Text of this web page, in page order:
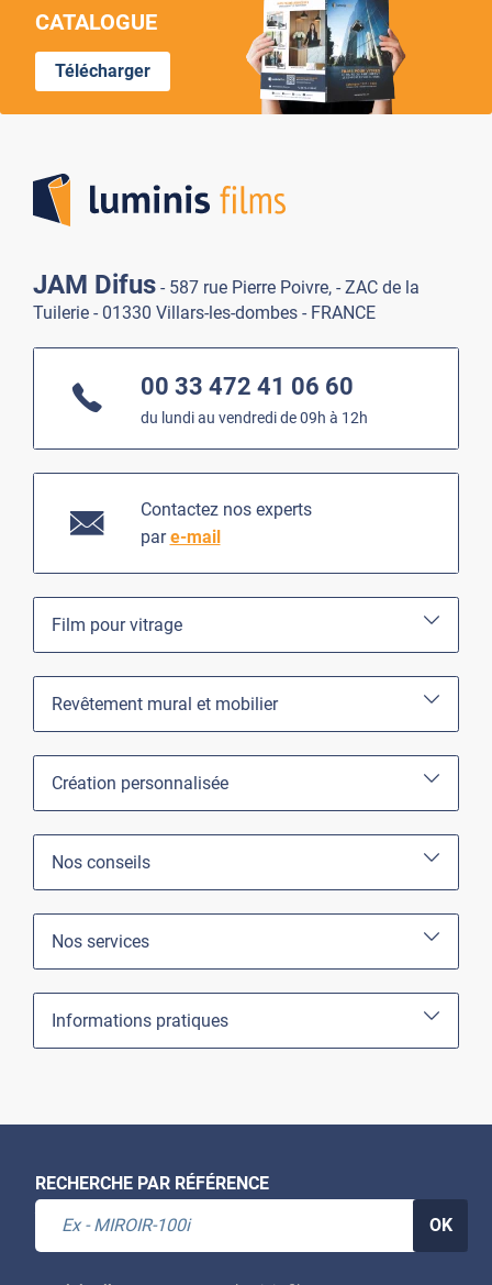
CATALOGUE
Télécharger
JAM Difus - 587 rue Pierre Poivre, - ZAC de la
Tuilerie - 01330 Villars-les-dombes - FRANCE
00 33 472 41 06 60
du lundi au vendredi de 09h à 12h
Contactez nos experts
pare-mail
Film pour vitrage
Revêtement mural et mobilier
Création personnalisée
Nos conseils
Nos services
Informations pratiques
RECHERCHE PAR RÉFÉRENCE
OK